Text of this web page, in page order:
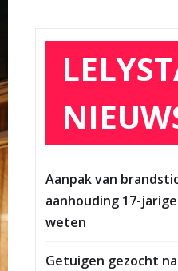
Aanpak van
aanhouding 17-
weten
Getuigen gezocht